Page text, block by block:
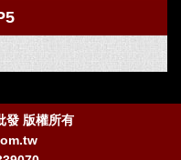
發 版權所有